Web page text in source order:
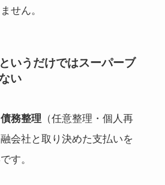
せん。
いうだけではスーパーブ
い
債務整理 （任意整理・個人再
会社と取り決めた支払いを
す。